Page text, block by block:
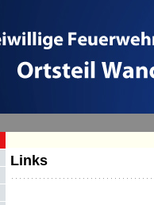
Links